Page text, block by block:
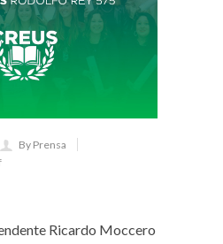
By Prensa
Ricardo Moccero